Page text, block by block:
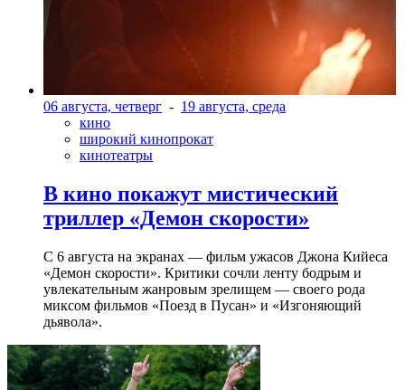
06 августа, четверг - 19 августа, среда
кино
широкий кинопрокат
кинотеатры
В кино покажут мистический
триллер «Демон скорости»
С 6 августа на экранах — фильм ужасов Джона Кийеса
«Демон скорости». Критики сочли ленту бодрым и
увлекательным жанровым зрелищeм — своего рода
миксом фильмов «Поезд в Пусан» и «Изгоняющий
дьявола».